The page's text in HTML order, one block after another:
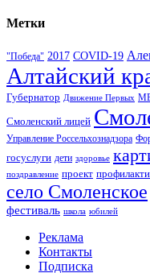
Метки
"Победа" 2017 COVID-19
Алтайский
Губернатор Движение Первых
Смоленский лицей
Управление Россельхознадзора
госуслуги дети здоровье
поздравление проект
село Смоленское
фестиваль школа юбилей
Реклама
Контакты
Подписка